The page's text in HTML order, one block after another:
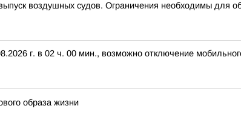
воздушных судов. Ограничения необходимы для
г. в 02 ч. 00 мин., возможно отключение
образа жизни